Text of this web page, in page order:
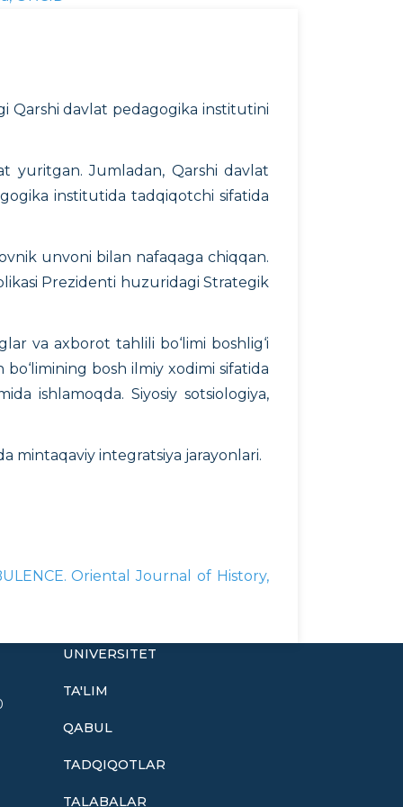
Qarshi davlat pedagogika institutini
yuritgan. Jumladan, Qarshi davlat
institutida tadqiqotchi sifatida
unvoni bilan nafaqaga chiqqan.
Prezidenti huzuridagi Strategik
va axborot tahlili bo‘limi boshlig‘i
bosh ilmiy xodimi sifatida
ishlamoqda. Siyosiy sotsiologiya,
mintaqaviy integratsiya jarayonlari.
Oriental Journal of History,
UNIVERSITET
TA'LIM
QABUL
TADQIQOTLAR
TALABALAR